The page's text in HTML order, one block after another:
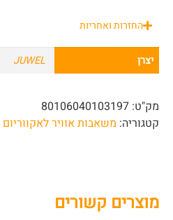
החזרות ואחריות
יצרן JUWEL
מק"ט: 80106040103197
קטגוריה: משאבות אוויר לאקווריום
מוצרים קשורים